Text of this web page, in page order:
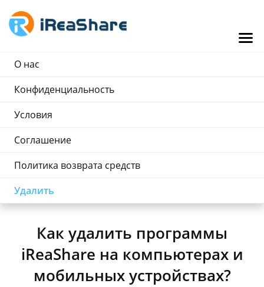
О нас
Конфиденциальность
Условия
Соглашение
Политика возврата средств
Удалить
Как удалить программы
iReaShare на компьютерах и
мобильных устройствах?